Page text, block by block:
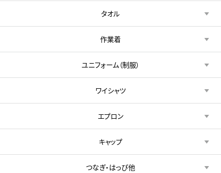
タオル
作業着
ユニフォーム（制服）
ワイシャツ
エプロン
キャップ
つなぎ・はっぴ他